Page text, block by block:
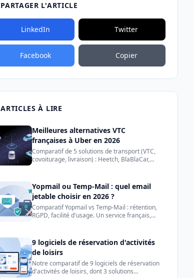
PARTAGER L'ARTICLE
LinkedIn Twitter
Facebook Copier
ARTICLES À LIRE
Meilleures alternatives VTC
françaises à Uber en 2026
Comparatif de 5 solutions de transport (VTC,
covoiturage, livraison) : Heetch, BlaBlaCar,
Yopmail ou Temp-Mail : quel email
jetable choisir en 2026 ?
Comparatif Yopmail vs Temp-Mail : rétention,
RGPD, facilité d'usage. Un service français,
9 logiciels de réservation d'activités
de loisirs
Notre comparatif de 9 logiciels de réservation
d'activités de loisirs, dont 3 solutions